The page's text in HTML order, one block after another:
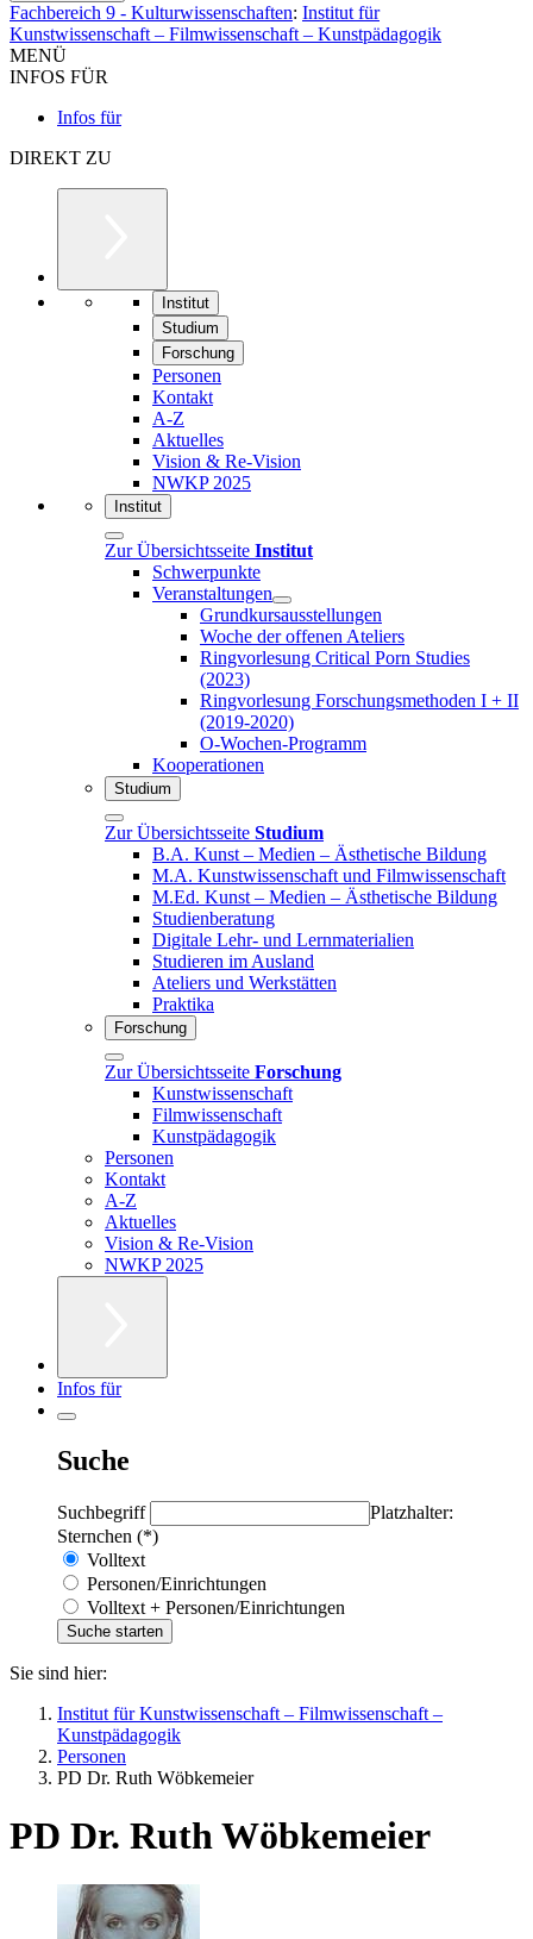
Fachbereich 9 - Kulturwissenschaften: Institut für
Kunstwissenschaft – Filmwissenschaft – Kunstpädagogik
MENÜ
INFOS FÜR
Infos für
DIREKT ZU
Institut
Studium
Forschung
Personen
Kontakt
A-Z
Aktuelles
Vision & Re-Vision
NWKP 2025
Institut
Zur Übersichtsseite Institut
Schwerpunkte
Veranstaltungen
Grundkursausstellungen
Woche der offenen Ateliers
Ringvorlesung Critical Porn Studies
(2023)
Ringvorlesung Forschungsmethoden I + II
(2019-2020)
O-Wochen-Programm
Kooperationen
Studium
Zur Übersichtsseite Studium
B.A. Kunst – Medien – Ästhetische Bildung
M.A. Kunstwissenschaft und Filmwissenschaft
M.Ed. Kunst – Medien – Ästhetische Bildung
Studienberatung
Digitale Lehr- und Lernmaterialien
Studieren im Ausland
Ateliers und Werkstätten
Praktika
Forschung
Zur Übersichtsseite Forschung
Kunstwissenschaft
Filmwissenschaft
Kunstpädagogik
Personen
Kontakt
A-Z
Aktuelles
Vision & Re-Vision
NWKP 2025
Infos für
Suche
Suchbegriff
Platzhalter:
Sternchen (*)
Volltext
Personen/Einrichtungen
Volltext + Personen/Einrichtungen
Sie sind hier:
Institut für Kunstwissenschaft – Filmwissenschaft –
Kunstpädagogik
Personen
PD Dr. Ruth Wöbkemeier
PD Dr. Ruth Wöbkemeier